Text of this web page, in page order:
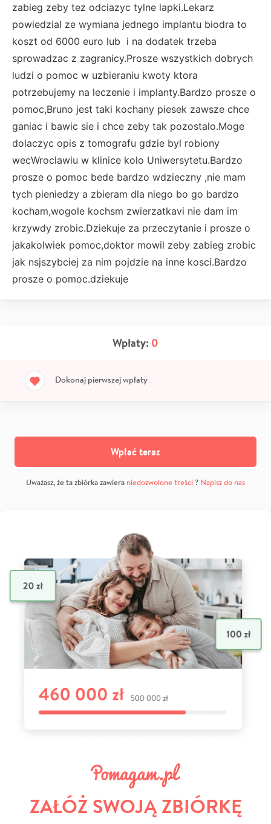
zabieg zeby tez odciazyc tylne lapki.Lekarz
powiedzial ze wymiana jednego implantu biodra to
koszt od 6000 euro lub i na dodatek trzeba
sprowadzac z zagranicy.Prosze wszystkich dobrych
ludzi o pomoc w uzbieraniu kwoty ktora
potrzebujemy na leczenie i implanty.Bardzo prosze o
pomoc,Bruno jest taki kochany piesek zawsze chce
ganiac i bawic sie i chce zeby tak pozostalo.Moge
dolaczyc opis z tomografu gdzie byl robiony
wecWroclawiu w klinice kolo Uniwersytetu.Bardzo
prosze o pomoc bede bardzo wdzieczny ,nie mam
tych pieniedzy a zbieram dla niego bo go bardzo
kocham,wogole kochsm zwierzatkavi nie dam im
krzywdy zrobic.Dziekuje za przeczytanie i prosze o
jakakolwiek pomoc,doktor mowil zeby zabieg zrobic
jak nsjszybciej za nim pojdzie na inne kosci.Bardzo
prosze o pomoc.dziekuje
Wpłaty: 0
Dokonaj pierwszej wpłaty
Wpłać teraz
Uważasz, że ta zbiórka zawiera niedozwolone treści? Napisz do nas
ZAŁÓŻ SWOJĄ ZBIÓRKĘ